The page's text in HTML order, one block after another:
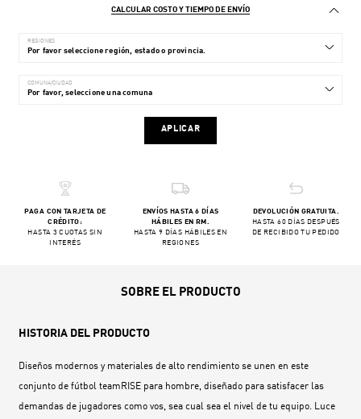
CALCULAR COSTO Y TIEMPO DE ENVÍO
REGIONES
COMUNA/CIUDAD
APLICAR
PAGA CON TARJETA DE
CRÉDITO:
HASTA 3 CUOTAS SIN
INTERÉS
ENVÍOS HASTA 6 DÍAS
HÁBILES EN RM.
HASTA 9 DÍAS HÁBILES EN
REGIONES
DEVOLUCIÓN GRATUITA.
HASTA 60 DÍAS DESPUÉS
DE RECIBIDO TU PEDIDO
SOBRE EL PRODUCTO
HISTORIA DEL PRODUCTO
Diseños modernos y materiales de alto rendimiento se unen en este
conjunto de fútbol teamRISE para hombre, diseñado para satisfacer las
demandas de jugadores como vos, sea cual sea el nivel de tu equipo. Luce